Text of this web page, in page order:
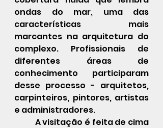
ondas do mar, uma das
características mais
marcantes na arquitetura do
complexo. Profissionais de
diferentes áreas de
conhecimento participaram
desse processo - arquitetos,
carpinteiros, pintores, artistas
e administradores.